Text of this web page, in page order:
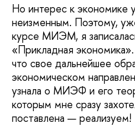
Но интерес к экономике
неизменным. Поэтому,
курсе МИЭМ, я
«Прикладная
что свое дальнейшее
экономическом
узнала о МИЭФ и его
которым мне сразу
поставлена — реализуем!